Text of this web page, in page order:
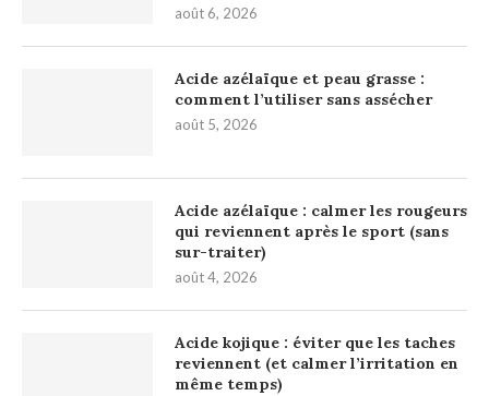
août 6, 2026
Acide azélaïque et peau grasse :
comment l’utiliser sans assécher
août 5, 2026
Acide azélaïque : calmer les rougeurs
qui reviennent après le sport (sans
sur-traiter)
août 4, 2026
Acide kojique : éviter que les taches
reviennent (et calmer l’irritation en
même temps)